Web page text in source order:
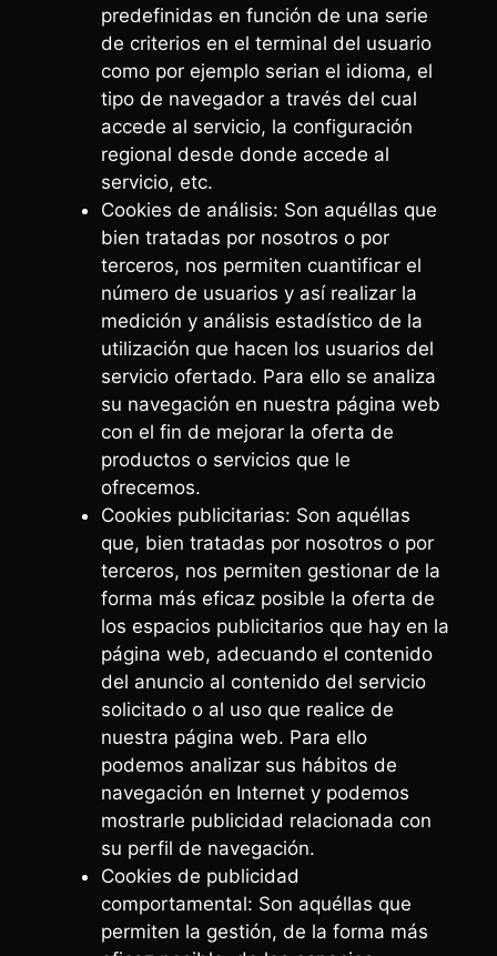
predefinidas en función de una serie
de criterios en el terminal del usuario
como por ejemplo serian el idioma, el
tipo de navegador a través del cual
accede al servicio, la configuración
regional desde donde accede al
servicio, etc.
Cookies de análisis: Son aquéllas que
bien tratadas por nosotros o por
terceros, nos permiten cuantificar el
número de usuarios y así realizar la
medición y análisis estadístico de la
utilización que hacen los usuarios del
servicio ofertado. Para ello se analiza
su navegación en nuestra página web
con el fin de mejorar la oferta de
productos o servicios que le
ofrecemos.
Cookies publicitarias: Son aquéllas
que, bien tratadas por nosotros o por
terceros, nos permiten gestionar de la
forma más eficaz posible la oferta de
los espacios publicitarios que hay en la
página web, adecuando el contenido
del anuncio al contenido del servicio
solicitado o al uso que realice de
nuestra página web. Para ello
podemos analizar sus hábitos de
navegación en Internet y podemos
mostrarle publicidad relacionada con
su perfil de navegación.
Cookies de publicidad
comportamental: Son aquéllas que
permiten la gestión, de la forma más